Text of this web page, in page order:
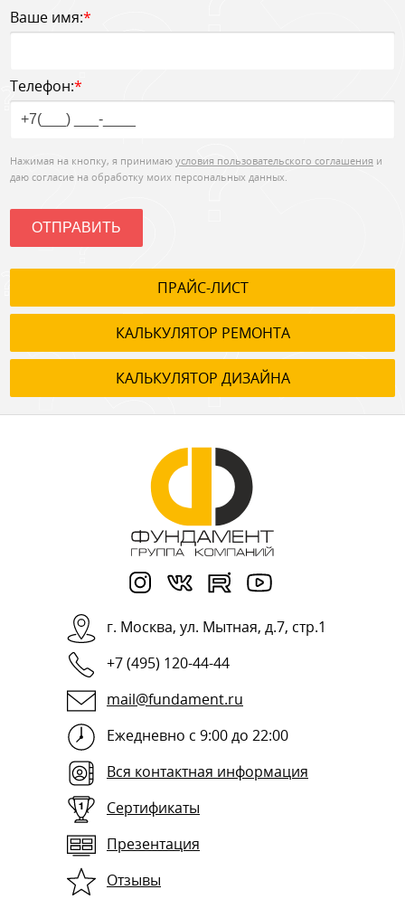
Ваше имя:*
Телефон:*
Нажимая на кнопку, я принимаю условия пользовательского соглашения и
даю согласие на обработку моих персональных данных.
ОТПРАВИТЬ
ПРАЙС-ЛИСТ
КАЛЬКУЛЯТОР РЕМОНТА
КАЛЬКУЛЯТОР ДИЗАЙНА
г. Москва, ул. Мытная, д.7, стр.1
+7 (495) 120-44-44
mail@fundament.ru
Ежедневно с 9:00 до 22:00
Вся контактная информация
Сертификаты
Презентация
Отзывы